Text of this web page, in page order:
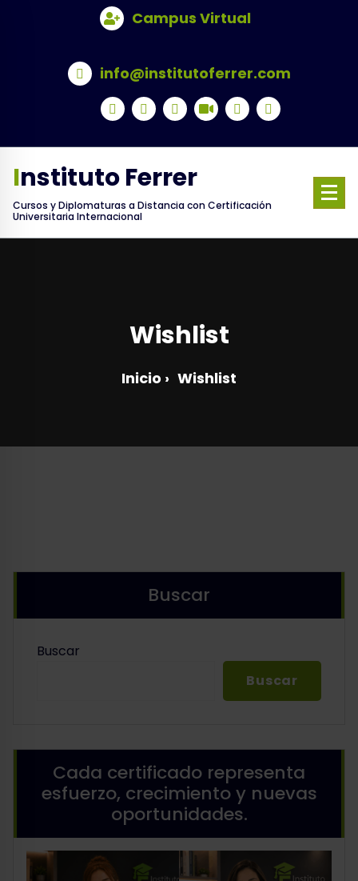
Campus Virtual
info@institutoferrer.com
Instituto Ferrer
Cursos y Diplomaturas a Distancia con Certificación
Universitaria Internacional
Wishlist
Inicio › Wishlist
Buscar
Buscar
Buscar
Cada certificado representa
esfuerzo, crecimiento y nuevas
oportunidades.